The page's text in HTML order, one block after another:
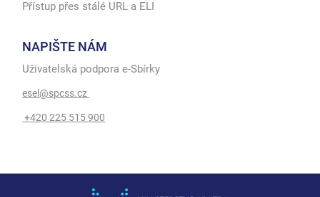
Přístup přes stálé URL a ELI
NAPIŠTE NÁM
Uživatelská podpora e-Sbírky
esel@spcss.cz
+420 225 515 900